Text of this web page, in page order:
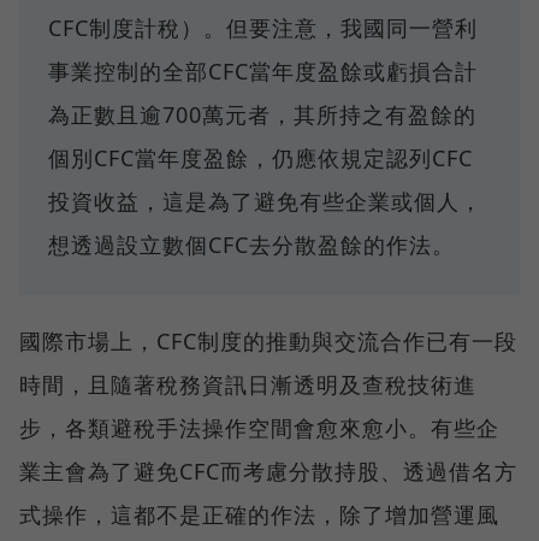
CFC制度計稅）。但要注意，我國同一營利
事業控制的全部CFC當年度盈餘或虧損合計
為正數且逾700萬元者，其所持之有盈餘的
個別CFC當年度盈餘，仍應依規定認列CFC
投資收益，這是為了避免有些企業或個人，
想透過設立數個CFC去分散盈餘的作法。
國際市場上，CFC制度的推動與交流合作已有一段
時間，且隨著稅務資訊日漸透明及查稅技術進
步，各類避稅手法操作空間會愈來愈小。有些企
業主會為了避免CFC而考慮分散持股、透過借名方
式操作，這都不是正確的作法，除了增加營運風